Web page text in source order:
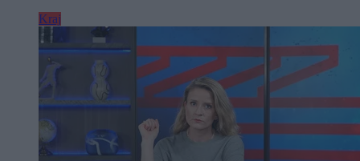
Kraj